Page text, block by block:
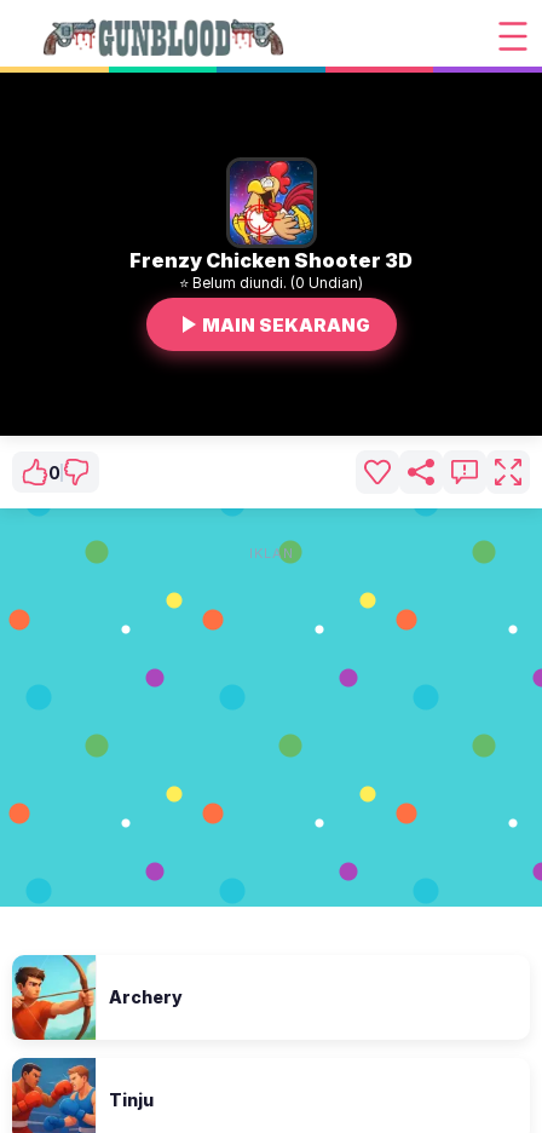
Frenzy Chicken Shooter 3D
⭐ Belum diundi. (0 Undian)
MAIN SEKARANG
0
IKLAN
Archery
Tinju